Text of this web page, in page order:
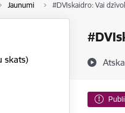
Jaunumi #DVIskaidro: Vai
skats)